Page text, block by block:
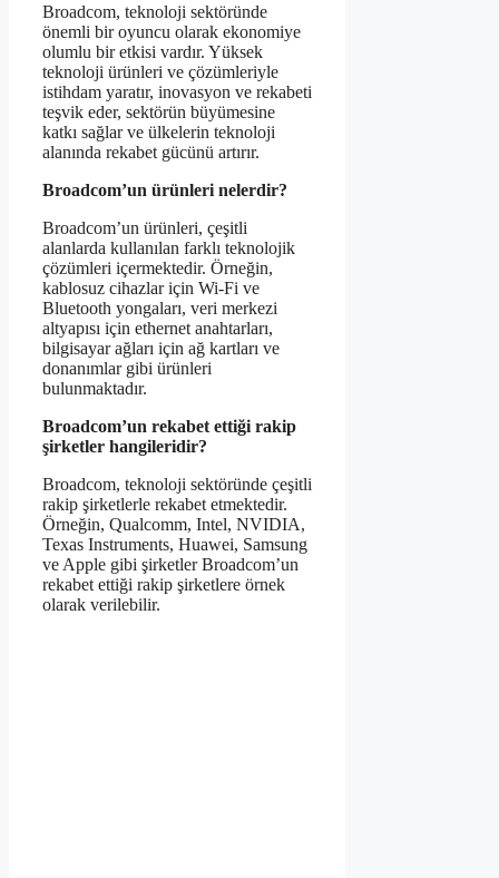
Broadcom, teknoloji sektöründe
önemli bir oyuncu olarak ekonomiye
olumlu bir etkisi vardır. Yüksek
teknoloji ürünleri ve çözümleriyle
istihdam yaratır, inovasyon ve rekabeti
teşvik eder, sektörün büyümesine
katkı sağlar ve ülkelerin teknoloji
alanında rekabet gücünü artırır.
Broadcom’un ürünleri nelerdir?
Broadcom’un ürünleri, çeşitli
alanlarda kullanılan farklı teknolojik
çözümleri içermektedir. Örneğin,
kablosuz cihazlar için Wi-Fi ve
Bluetooth yongaları, veri merkezi
altyapısı için ethernet anahtarları,
bilgisayar ağları için ağ kartları ve
donanımlar gibi ürünleri
bulunmaktadır.
Broadcom’un rekabet ettiği rakip
şirketler hangileridir?
Broadcom, teknoloji sektöründe çeşitli
rakip şirketlerle rekabet etmektedir.
Örneğin, Qualcomm, Intel, NVIDIA,
Texas Instruments, Huawei, Samsung
ve Apple gibi şirketler Broadcom’un
rekabet ettiği rakip şirketlere örnek
olarak verilebilir.